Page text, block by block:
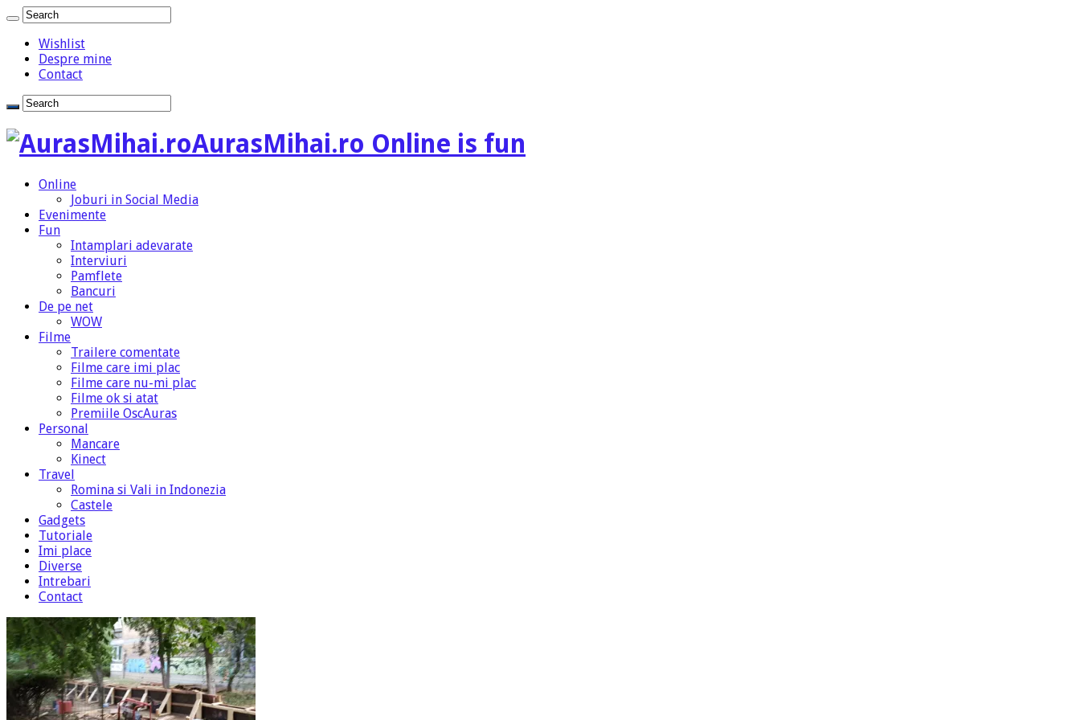
Wishlist
Despre mine
Contact
AurasMihai.ro Online is fun
Online
Joburi in Social Media
Evenimente
Fun
Intamplari adevarate
Interviuri
Pamflete
Bancuri
De pe net
WOW
Filme
Trailere comentate
Filme care imi plac
Filme care nu-mi plac
Filme ok si atat
Premiile OscAuras
Personal
Mancare
Kinect
Travel
Romina si Vali in Indonezia
Castele
Gadgets
Tutoriale
Imi place
Diverse
Intrebari
Contact